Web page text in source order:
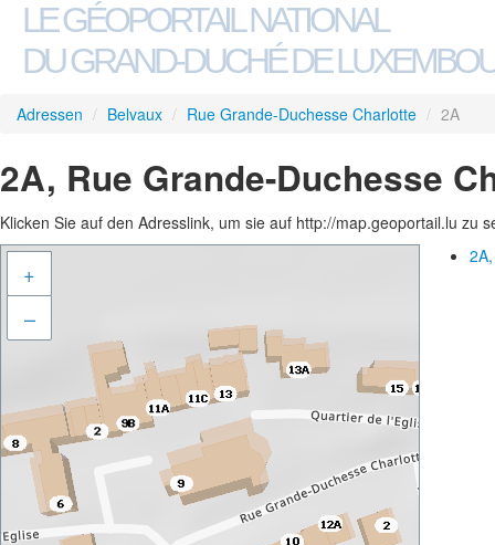
LE GÉOPORTAIL NATIONAL
DU GRAND-DUCHÉ DE
Adressen / Belvaux / Rue Grande-Duchesse Charlotte / 2A
2A, Rue Grande-Duchesse
Klicken Sie auf den Adresslink, um sie auf http://map.geoportail.lu zu
+
–